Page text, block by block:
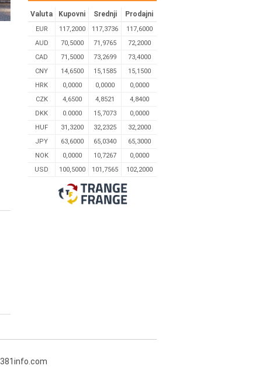
Valuta Kupovni Srednji Prodajni
EUR 117,2000 117,3736
117,6000
AUD
70,5000 71,9765
72,2000
CAD
71,5000 73,2699
73,4000
CNY
14,6500 15,1585
15,1500
HRK
0,0000 0,0000
0,0000
CZK
4,6500 4,8521
4,8400
DKK
0.0000 15,7073
0,0000
HUF
31,3200 32,2325
32,2000
JPY
63,6000 65,0340
65,3000
NOK
0,0000 10,7267
0,0000
USD
100,5000 101,7565 102,2000
381info.com